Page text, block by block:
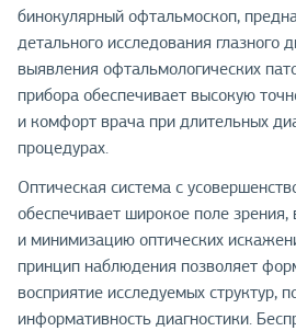
бинокулярный офтальмоскоп,
детального исследования глазного
выявления офтальмологических
прибора обеспечивает высокую
и комфорт врача при длительных
процедурах.
Оптическая система с
обеспечивает широкое поле зрения,
и минимизацию оптических
принцип наблюдения позволяет
восприятие исследуемых структур,
информативность диагностики.